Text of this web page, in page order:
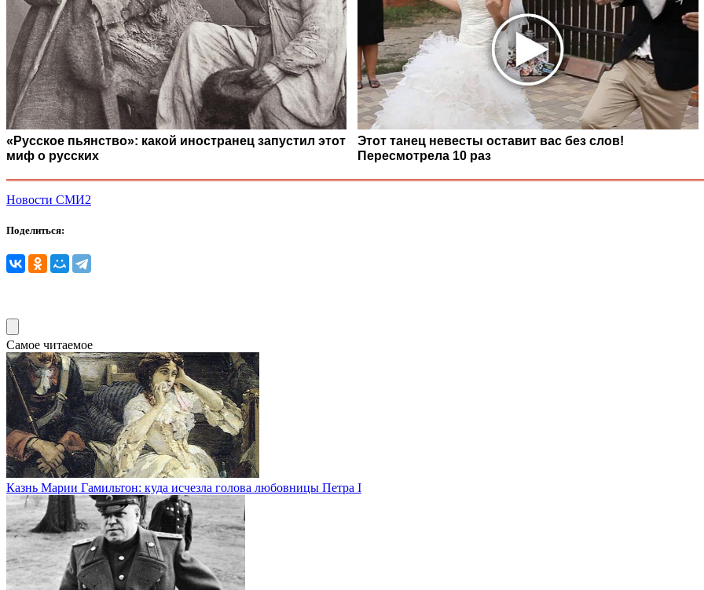
«Русское пьянство»: какой иностранец запустил этот
миф о русских
Этот танец невесты оставит вас без слов!
Пересмотрела 10 раз
Новости СМИ2
Поделиться:
Самое читаемое
Казнь Марии Гамильтон: куда исчезла голова любовницы Петра I